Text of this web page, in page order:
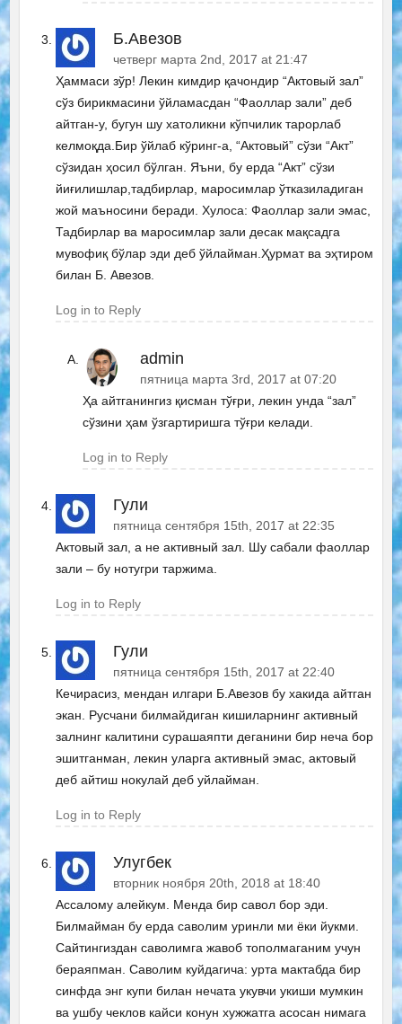
Б.Авезов
четверг марта 2nd, 2017 at 21:47
Ҳаммаси зўр! Лекин кимдир қачондир “Актовый зал”
сўз бирикмасини ўйламасдан “Фаоллар зали” деб
айтган-у, бугун шу хатоликни кўпчилик тарорлаб
келмоқда.Бир ўйлаб кўринг-а, “Актовый” сўзи “Акт”
сўзидан ҳосил бўлган. Яъни, бу ерда “Акт” сўзи
йиғилишлар,тадбирлар, маросимлар ўтказиладиган
жой маъносини беради. Хулоса: Фаоллар зали эмас,
Тадбирлар ва маросимлар зали десак мақсадга
мувофиқ бўлар эди деб ўйлайман.Ҳурмат ва эҳтиром
билан Б. Авезов.
Log in to Reply
admin
пятница марта 3rd, 2017 at 07:20
Ҳа айтганингиз қисман тўғри, лекин унда “зал”
сўзини ҳам ўзгартиришга тўғри келади.
Log in to Reply
Гули
пятница сентября 15th, 2017 at 22:35
Актовый зал, а не активный зал. Шу сабали фаоллар
зали – бу нотугри таржима.
Log in to Reply
Гули
пятница сентября 15th, 2017 at 22:40
Кечирасиз, мендан илгари Б.Авезов бу хакида айтган
экан. Русчани билмайдиган кишиларнинг активный
залнинг калитини сурашаяпти деганини бир неча бор
эшитганман, лекин уларга активный эмас, актовый
деб айтиш нокулай деб уйлайман.
Log in to Reply
Улугбек
вторник ноября 20th, 2018 at 18:40
Ассалому алейкум. Менда бир савол бор эди.
Билмайман бу ерда саволим уринли ми ёки йукми.
Сайтингиздан саволимга жавоб тополмаганим учун
бераяпман. Саволим куйдагича: урта мактабда бир
синфда энг купи билан нечата укувчи укиши мумкин
ва ушбу чеклов кайси конун хужжатга асосан нимага